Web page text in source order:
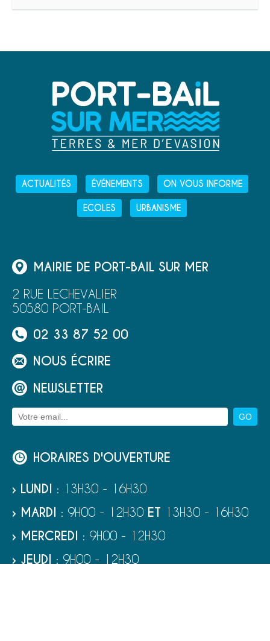
ACTUALITÉS ÉVÉNEMENTS ON VOUS INFORME
ECOLES URBANISME
MAIRIE DE PORT-BAIL SUR MER
2 RUE LECHEVALIER
50580 PORT-BAIL
02 33 87 52 00
NOUS ÉCRIRE
NEWSLETTER
HORAIRES D'OUVERTURE
› LUNDI : 13H30 - 16H30
› MARDI : 9H00 - 12H30 ET 13H30 - 16H30
› MERCREDI : 9H00 - 12H30
› JEUDI : 9H00 - 12H30